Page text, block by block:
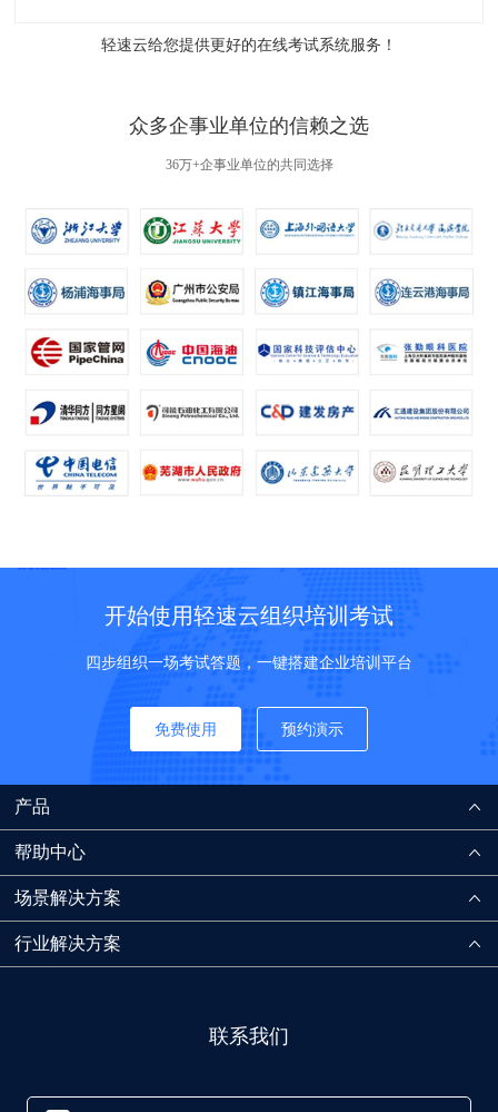
轻速云给您提供更好的在线考试系统服务！
众多企事业单位的信赖之选
36万+企事业单位的共同选择
开始使用轻速云组织培训考试
四步组织一场考试答题，一键搭建企业培训平台
免费使用 预约演示
产品
帮助中心
场景解决方案
行业解决方案
联系我们